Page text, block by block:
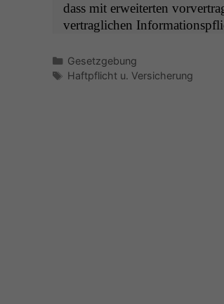
dass mit erweit­erten
ver­traglichen
Kategorien
Gesetzgebung
Schlagwörter
Haftpflicht u. Versicherung